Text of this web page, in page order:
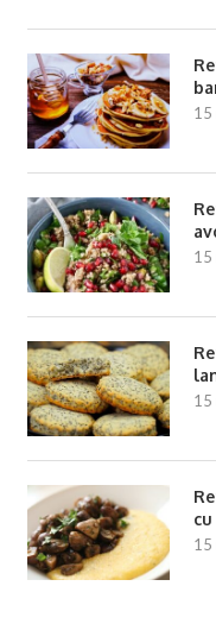
Reteta Salata de spanac
nuci...
3 iulie 2025
15
15
15
15